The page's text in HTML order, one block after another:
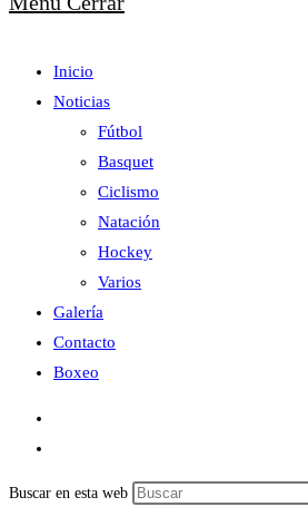
Inicio
Noticias
Fútbol
Basquet
Ciclismo
Natación
Hockey
Varios
Galería
Contacto
Boxeo
Buscar en esta web